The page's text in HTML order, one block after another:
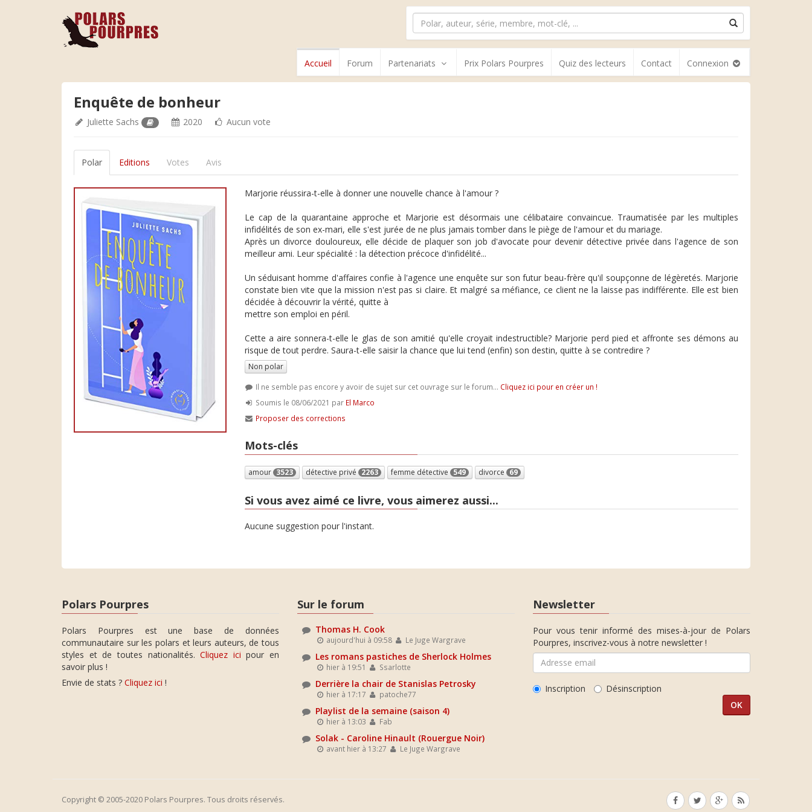
Accueil Forum Partenariats Prix Polars Pourpres Quiz des lecteurs Contact Connexion
Enquête de bonheur
Juliette Sachs 2020 Aucun vote
Polar Editions Votes Avis
Marjorie réussira-t-elle à donner une nouvelle chance à l'amour ?
Le cap de la quarantaine approche et Marjorie est désormais une célibataire convaincue. Traumatisée par les multiples
infidélités de son ex-mari, elle s'est jurée de ne plus jamais tomber dans le piège de l'amour et du mariage.
Après un divorce douloureux, elle décide de plaquer son job d'avocate pour devenir détective privée dans l'agence de son
meilleur ami. Leur spécialité : la détection précoce d'infidélité...
Un séduisant homme d'affaires confie à l'agence une enquête sur son futur beau-frère qu'il soupçonne de légèretés. Marjorie
constate bien vite que la mission n'est pas si claire. Et malgré sa méfiance, ce client ne la laisse pas indifférente. Elle est bien
décidée à découvrir la vérité, quitte à
mettre son emploi en péril.
Cette a aire sonnera-t-elle le glas de son amitié qu'elle croyait indestructible? Marjorie perd pied et affronte ses démons au
risque de tout perdre. Saura-t-elle saisir la chance que lui tend (enfin) son destin, quitte à se contredire ?
Non polar
Il ne semble pas encore y avoir de sujet sur cet ouvrage sur le forum... Cliquez ici pour en créer un !
Soumis le 08/06/2021 par El Marco
Proposer des corrections
Mots-clés
amour 3523 détective privé 2263 femme détective 549 divorce 69
Si vous avez aimé ce livre, vous aimerez aussi...
Aucune suggestion pour l'instant.
Polars Pourpres
Polars Pourpres est une base de données
communautaire sur les polars et leurs auteurs, de tous
styles et de toutes nationalités.Cliquez ici pour en
savoir plus !
Envie de stats ? Cliquez ici !
Sur le forum
Thomas H. Cook
aujourd'hui à 09:58 Le Juge Wargrave
Les romans pastiches de Sherlock Holmes
hier à 19:51 Ssarlotte
Derrière la chair de Stanislas Petrosky
hier à 17:17 patoche77
Playlist de la semaine (saison 4)
hier à 13:03 Fab
Solak - Caroline Hinault (Rouergue Noir)
avant hier à 13:27 Le Juge Wargrave
Newsletter
Pour vous tenir informé des mises-à-jour de Polars
Pourpres, inscrivez-vous à notre newsletter !
Inscription Désinscription
Copyright © 2005-2020 Polars Pourpres. Tous droits réservés.